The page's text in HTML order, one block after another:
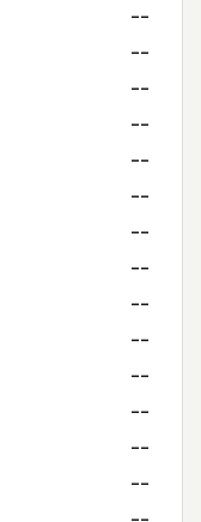
--
--
--
--
--
--
--
--
--
--
--
--
--
--